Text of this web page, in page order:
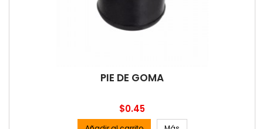
PIE DE GOMA
Precio
$0.45